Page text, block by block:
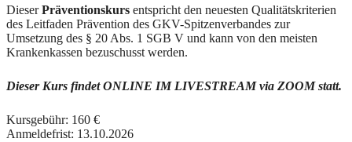
DieserPräventionskurs entspricht den neuesten Qualitätskriterien
des Leitfaden Prävention des GKV-Spitzenverbandes zur
Umsetzung des § 20 Abs. 1 SGB V und kann von den meisten
Krankenkassen bezuschusst werden.
Dieser Kurs findet ONLINE IM LIVESTREAM via ZOOMstatt.
Kursgebühr: 160 €
Anmeldefrist: 13.10.2026